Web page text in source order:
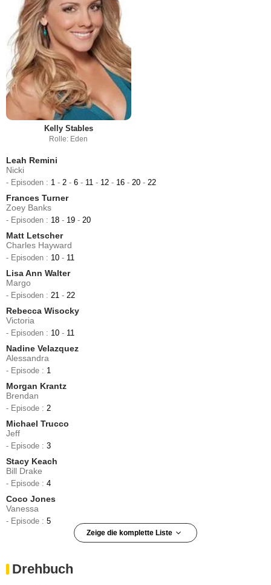
Kelly Stables
Rolle: Eden
Leah Remini
Nicki
- Episoden : 1 - 2 - 6 - 11 - 12 - 16 - 20 - 22
Frances Turner
Zoey Banks
- Episoden : 18 - 19 - 20
Matt Letscher
Charles Hayward
- Episoden : 10 - 11
Lisa Ann Walter
Margo
- Episoden : 21 - 22
Rebecca Wisocky
Victoria
- Episoden : 10 - 11
Nadine Velazquez
Alessandra
- Episode : 1
Morgan Krantz
Brendan
- Episode : 2
Michael Trucco
Jeff
- Episode : 3
Stacy Keach
Bill Drake
- Episode : 4
Coco Jones
Vanessa
- Episode : 5
Zeige die komplette Liste
- Episode :7
Drehbuch